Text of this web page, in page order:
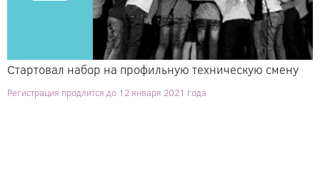
Стартовал набор на профильную техническую смену
Регистрация продлится до 12 января 2021 года